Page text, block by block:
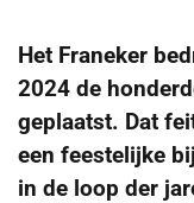
Het Franeker
2024 de
geplaatst. Dat
een feestelijke
in de loop der